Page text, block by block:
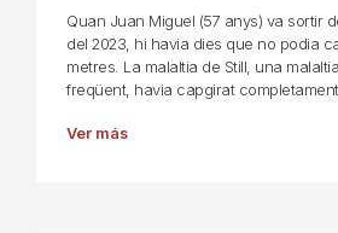
Quan Juan Miguel (57 anys) va sortir
del 2023, hi havia dies que no podia
metres. La malaltia de Still, una
freqüent, havia capgirat
Ver más